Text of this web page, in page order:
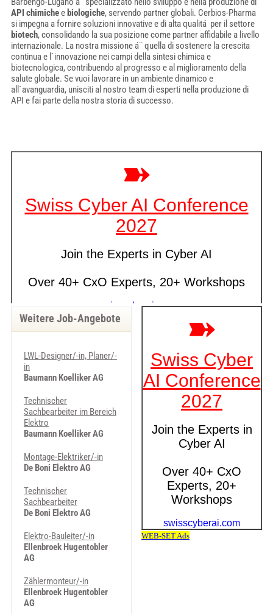
API chimichee biologiche, servendo partner globali. Cerbios-Pharma
si impegna a fornire soluzioni innovative e di alta qualitá per il settore
biotech, consolidando la sua posizione come partner affidabile a livello
internazionale. La nostra missione á¨ quella di sostenere la crescita
continua e l`innovazione nei campi della sintesi chimica e
biotecnologica, contribuendo al progresso e al miglioramento della
salute globale. Se vuoi lavorare in un ambiente dinamico e
all`avanguardia, unisciti al nostro team di esperti nella produzione di
API e fai parte della nostra storia di successo.
Weitere Job-Angebote
LWL-Designer/-in, Planer/-
in
Baumann Koelliker AG
Technischer
Sachbearbeiter im Bereich
Elektro
Baumann Koelliker AG
Montage-Elektriker/-in
De Boni Elektro AG
Technischer
Sachbearbeiter
De Boni Elektro AG
Elektro-Bauleiter/-in
Ellenbroek Hugentobler
AG
Zählermonteur/-in
Ellenbroek Hugentobler
AG